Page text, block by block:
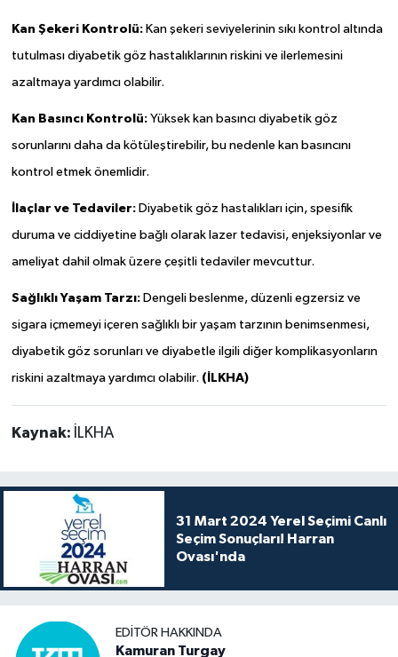
Kan Şekeri Kontrolü:Kan şekeri seviyelerinin sıkı kontrol altında
tutulması diyabetik göz hastalıklarının riskini ve ilerlemesini
azaltmaya yardımcı olabilir.
Kan Basıncı Kontrolü:Yüksek kan basıncı diyabetik göz
sorunlarını daha da kötüleştirebilir, bu nedenle kan basıncını
kontrol etmek önemlidir.
İlaçlar ve Tedaviler:Diyabetik göz hastalıkları için, spesifik
duruma ve ciddiyetine bağlı olarak lazer tedavisi, enjeksiyonlar ve
ameliyat dahil olmak üzere çeşitli tedaviler mevcuttur.
Sağlıklı Yaşam Tarzı:Dengeli beslenme, düzenli egzersiz ve
sigara içmemeyi içeren sağlıklı bir yaşam tarzının benimsenmesi,
diyabetik göz sorunları ve diyabetle ilgili diğer komplikasyonların
riskini azaltmaya yardımcı olabilir. (İLKHA)
Kaynak: İLKHA
31 Mart 2024 Yerel Seçimi Canlı
Seçim Sonuçları! Harran
Ovası'nda
EDITÖR HAKKINDA
Kamuran Turgay